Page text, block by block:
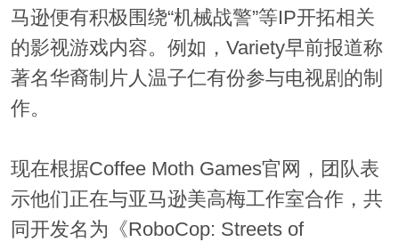
马逊便有积极围绕“机械战警”等IP开拓相关
的影视游戏内容。例如，Variety早前报道称
著名华裔制片人温子仁有份参与电视剧的制
作。
现在根据Coffee Moth Games官网，团队表
示他们正在与亚马逊美高梅工作室合作，共
同开发名为《RoboCop: Streets of